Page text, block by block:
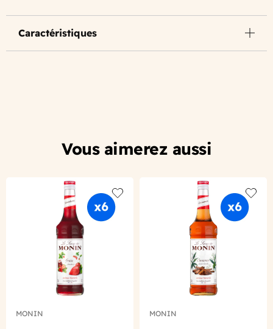
Caractéristiques
Vous aimerez aussi
Add to wishlist
MONIN
Add
MONIN